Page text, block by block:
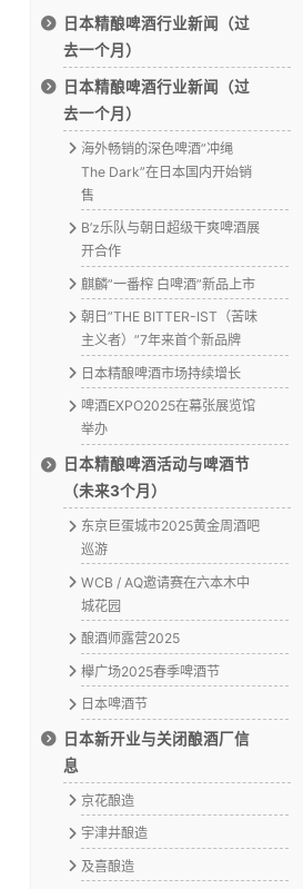
日本精酿啤酒行业新闻（过
去一个月）
日本精酿啤酒行业新闻（过
去一个月）
海外畅销的深色啤酒”冲绳
The Dark”在日本国内开始销
售
B’z乐队与朝日超级干爽啤酒展
开合作
麒麟”一番榨 白啤酒”新品上市
朝日”THE BITTER-IST（苦味
主义者）”7年来首个新品牌
日本精酿啤酒市场持续增长
啤酒EXPO2025在幕张展览馆
举办
日本精酿啤酒活动与啤酒节
（未来3个月）
东京巨蛋城市2025黄金周酒吧
巡游
WCB / AQ邀请赛在六本木中
城花园
酿酒师露营2025
欅广场2025春季啤酒节
日本啤酒节
日本新开业与关闭酿酒厂信
息
京花酿造
宇津井酿造
及喜酿造